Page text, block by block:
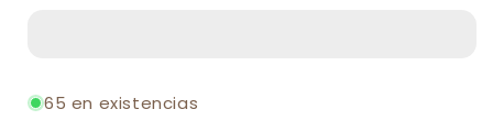
65 en existencias